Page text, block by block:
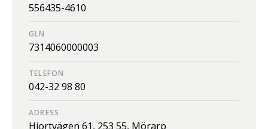
556435-4610
GLN
7314060000003
TELEFON
042-32 98 80
ADRESS
Hjortvägen 61, 253 55, Mörarp